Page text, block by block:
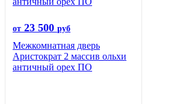
от 23 500 руб
Межкомнатная дверь
Аристократ 2 массив ольхи
античный орех ПО